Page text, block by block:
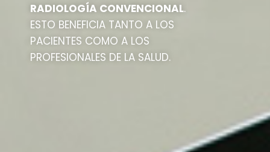
RADIOLOGÍA CONVENCIONAL.
ESTO BENEFICIA TANTO A LOS
PACIENTES COMO A LOS
PROFESIONALES DE LA SALUD.